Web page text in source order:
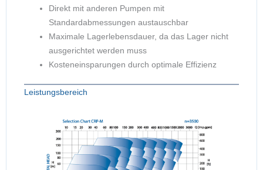
Direkt mit anderen Pumpen mit
Standardabmessungen austauschbar
Maximale Lagerlebensdauer, da das Lager nicht
ausgerichtet werden muss
Kosteneinsparungen durch optimale Effizienz
Leistungsbereich